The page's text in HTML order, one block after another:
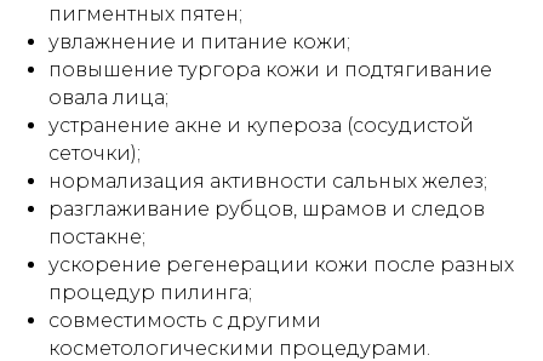
пигментных пятен;
увлажнение и питание кожи;
повышение тургора кожи и подтягивание
овала лица;
устранение акне и купероза (сосудистой
сеточки);
нормализация активности сальных желез;
разглаживание рубцов, шрамов и следов
постакне;
ускорение регенерации кожи после разных
процедур пилинга;
совместимость с другими
косметологическими процедурами.